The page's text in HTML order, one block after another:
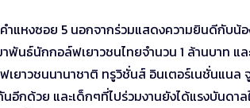
ำแหงซอย 5 นอกจากร่วมแสดงความยินดีกับน้
นธ์นักกอล์ฟเยาวชนไทยจำนวน 1 ล้านบาท แล
าวชนนานาชาติ ทรูวิชั่นส์ อินเตอร์เนชั่นแนล
กด้วย และเด็กๆที่ไปร่วมงานยังได้แรงบันดาล